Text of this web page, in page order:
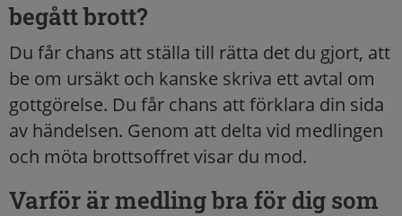
begått brott?
Du får chans att ställa till rätta det du gjort, att
be om ursäkt och kanske skriva ett avtal om
gottgörelse. Du får chans att förklara din sida
av händelsen. Genom att delta vid medlingen
och möta brottsoffret visar du mod.
Varför är medling bra för dig som